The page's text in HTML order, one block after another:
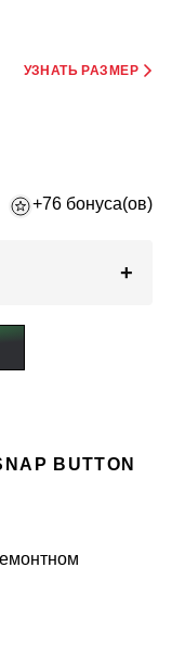
УЗНАТЬ РАЗМЕР
+76 бонуса(ов)
+
BUTTON